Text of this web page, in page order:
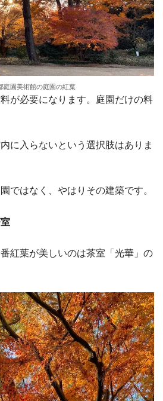
庭園美術館の庭園の紅葉
が必要になります。庭園だけの料
に入らないという選択肢はありま
ではなく、やはりその建築です。
紅葉が美しいのは茶室「光華」の